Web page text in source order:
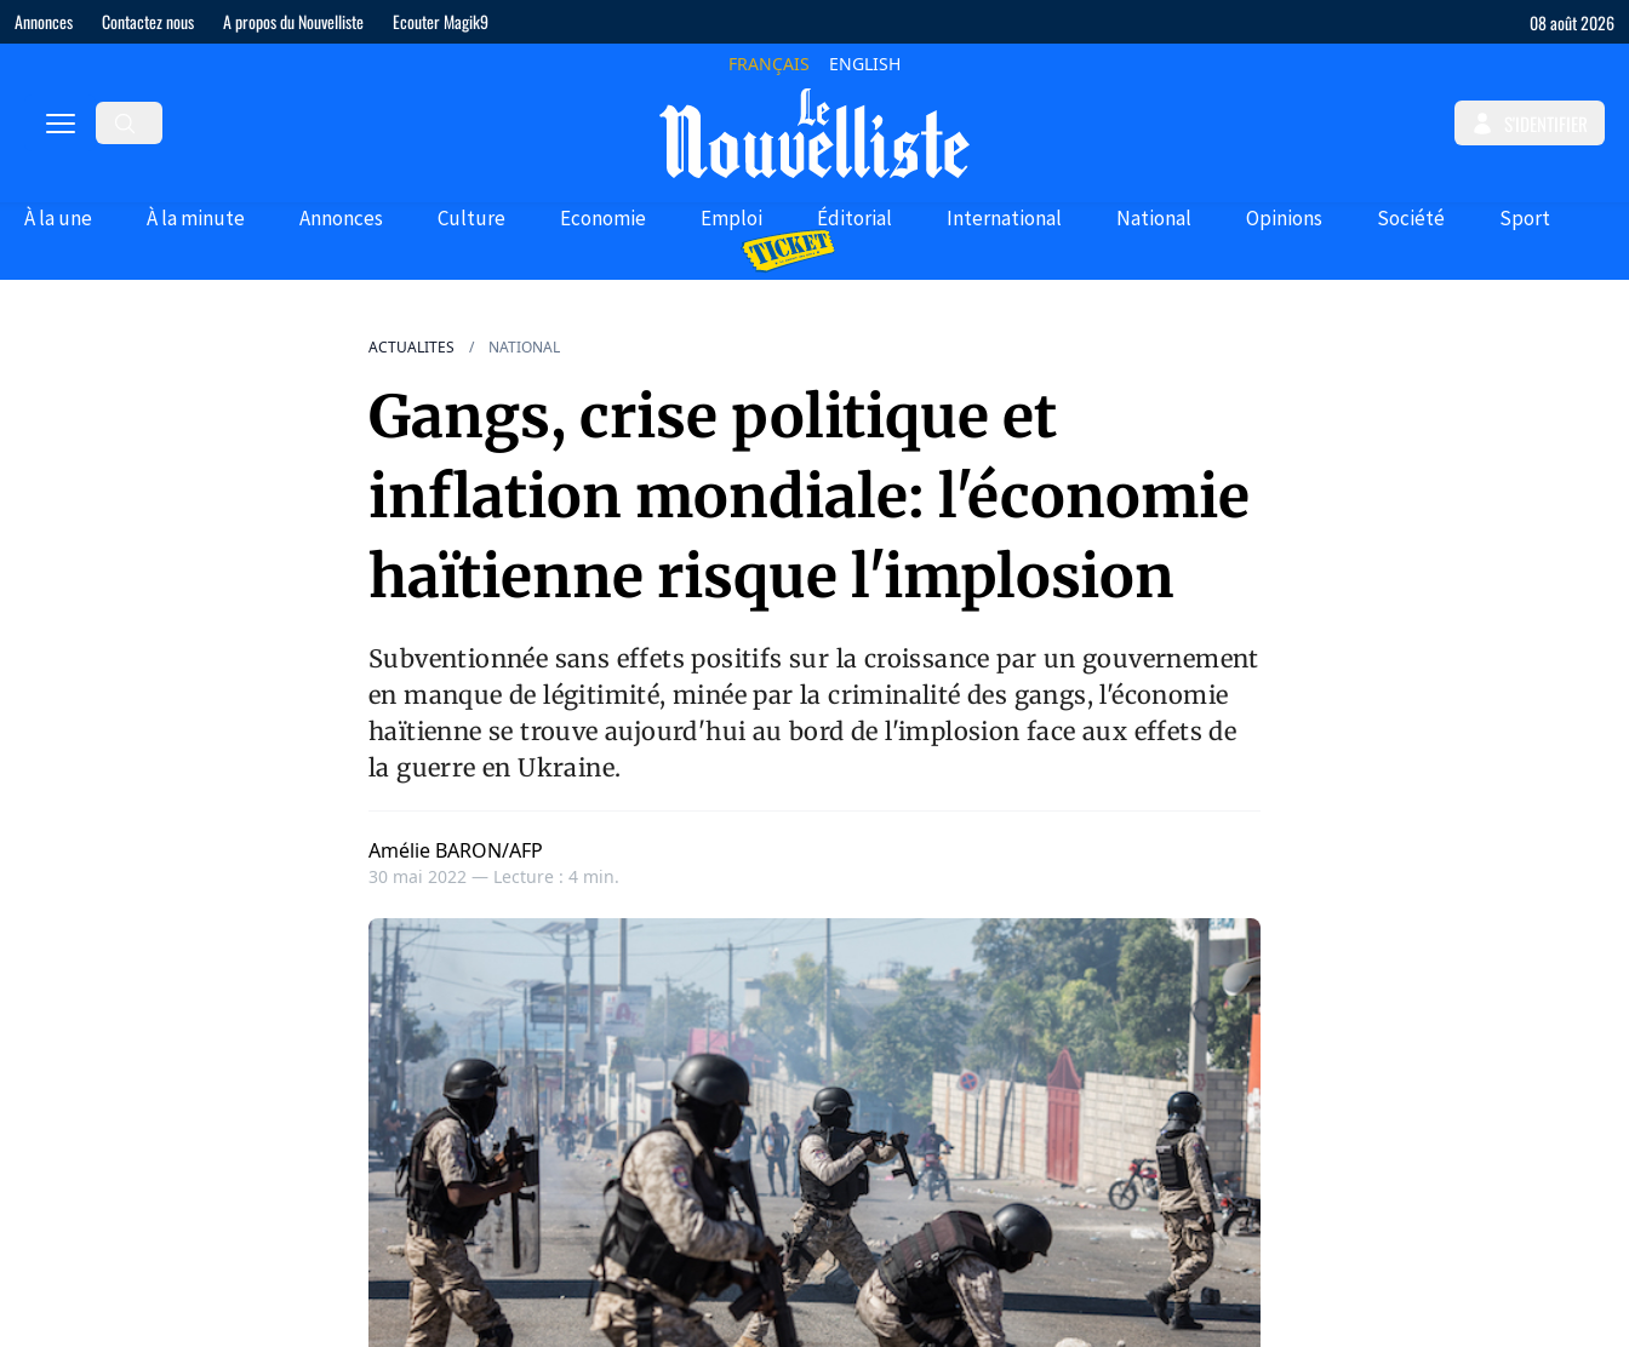
Annonces Contactez nous A propos du Nouvelliste Ecouter Magik9 08 août 2026
FRANÇAIS ENGLISH
À la une À la minute Annonces Culture Economie Emploi Éditorial International National Opinions Société Sport
ACTUALITES NATIONAL
Gangs, crise politique et
inflation mondiale: l'économie
haïtienne risque l'implosion
Subventionnée sans effets positifs sur la croissance par un gouvernement
en manque de légitimité, minée par la criminalité des gangs, l'économie
haïtienne se trouve aujourd'hui au bord de l'implosion face aux effets de
la guerre en Ukraine.
Amélie BARON/AFP
30 mai 2022 — Lecture : 4 min.